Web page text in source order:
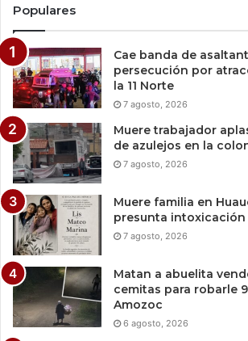
Populares
Cae banda de
persecución por
la 11 Norte
7 agosto, 2026
Muere trabajador
de azulejos en la
7 agosto, 2026
Muere familia en
presunta intoxicación
7 agosto, 2026
Matan a abuelita
cemitas para robarle
Amozoc
6 agosto, 2026